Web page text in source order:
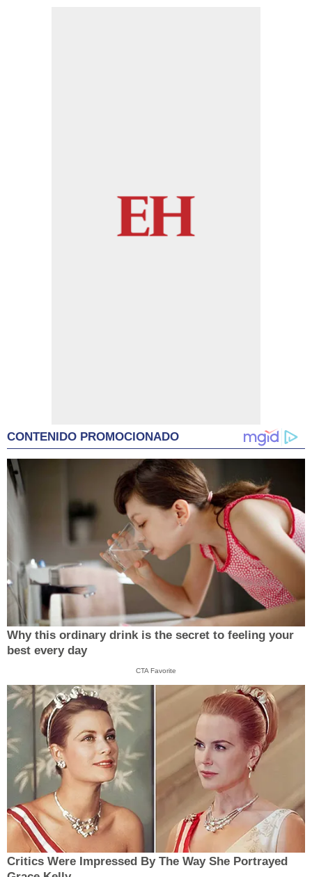
CONTENIDO PROMOCIONADO
Why this ordinary drink is the secret to feeling your
best every day
CTA Favorite
Critics Were Impressed By The Way She Portrayed